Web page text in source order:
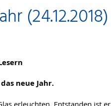
(24.12.2018)
neue Jahr.
erleuchten. Entstanden ist er